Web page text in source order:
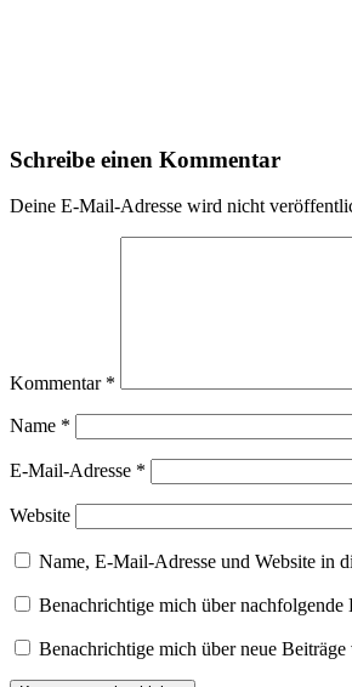
Schreibe einen Kommentar
Deine E-Mail-Adresse wird nicht
Kommentar *
Name *
E-Mail-Adresse *
Website
Name, E-Mail-Adresse und Website in
Benachrichtige mich über
Benachrichtige mich über neue